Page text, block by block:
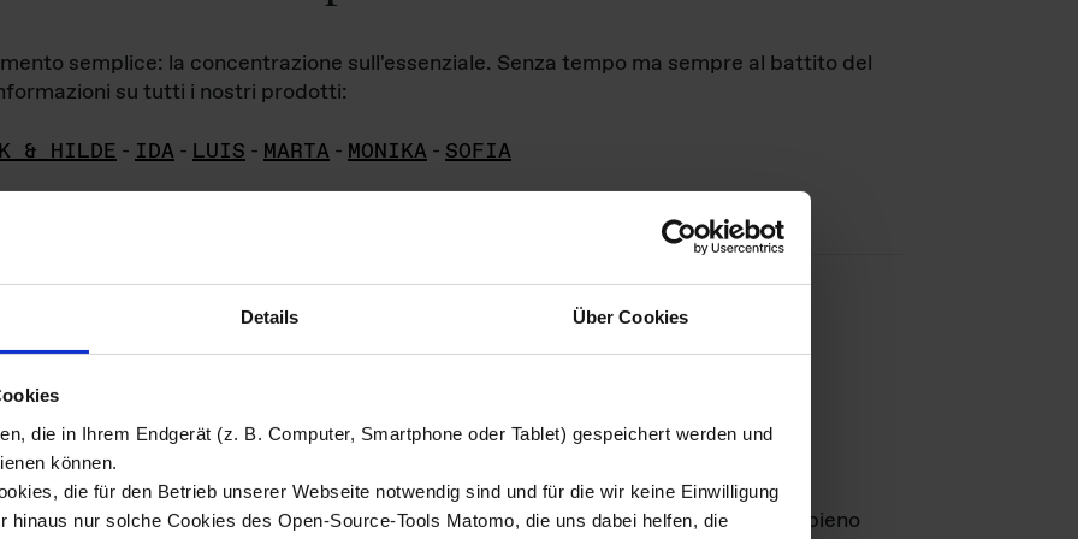
Details Über Cookies
die in Ihrem Endgerät (z. B. Computer, Smartphone oder Tablet) gespeichert werden und
können.
die für den Betrieb unserer Webseite notwendig sind und für die wir keine Einwilligung
hinaus nur solche Cookies des Open-Source-Tools Matomo, die uns dabei helfen, die
semplice: la concentrazione sull'essenziale. Senza tempo ma sempre al battito del
su tutti i nostri prodotti:
& HILDE - IDA - LUIS - MARTA - MONIKA - SOFIA
di immagini
materiale fotografico sono detenuti daDas ganze LebenGmbH e rimangono in pieno